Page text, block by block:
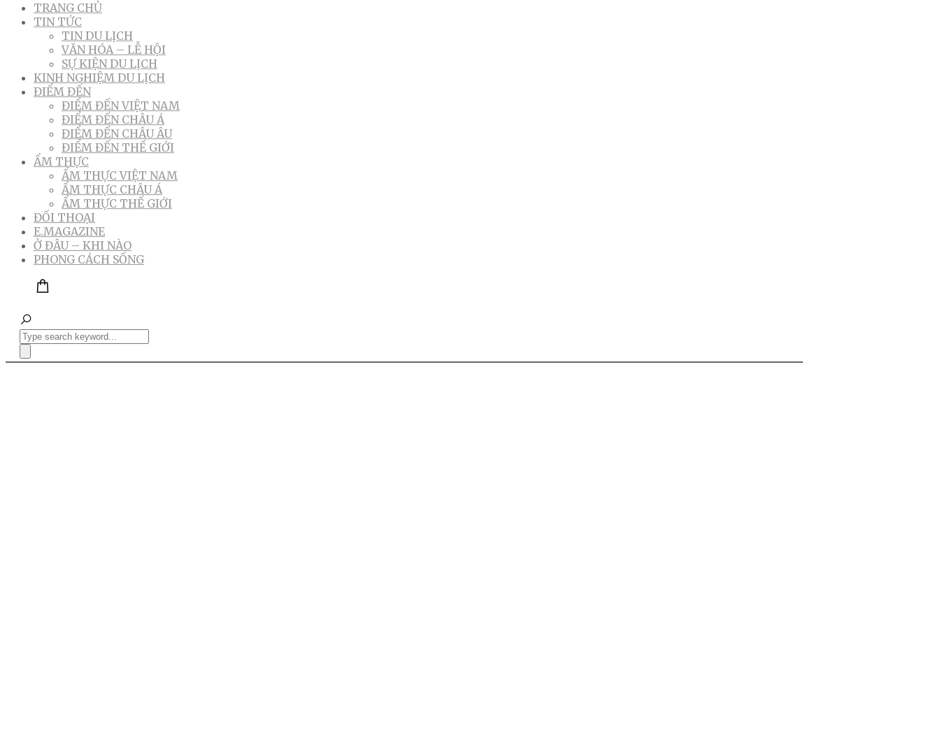
TRANG CHỦ
TIN TỨC
TIN DU LỊCH
VĂN HÓA – LỄ HỘI
SỰ KIỆN DU LỊCH
KINH NGHIỆM DU LỊCH
ĐIỂM ĐẾN
ĐIỂM ĐẾN VIỆT NAM
ĐIỂM ĐẾN CHÂU Á
ĐIỂM ĐẾN CHÂU ÂU
ĐIỂM ĐẾN THẾ GIỚI
ẨM THỰC
ẨM THỰC VIỆT NAM
ẨM THỰC CHÂU Á
ẨM THỰC THẾ GIỚI
ĐỐI THOẠI
E.MAGAZINE
Ở ĐÂU – KHI NÀO
PHONG CÁCH SỐNG